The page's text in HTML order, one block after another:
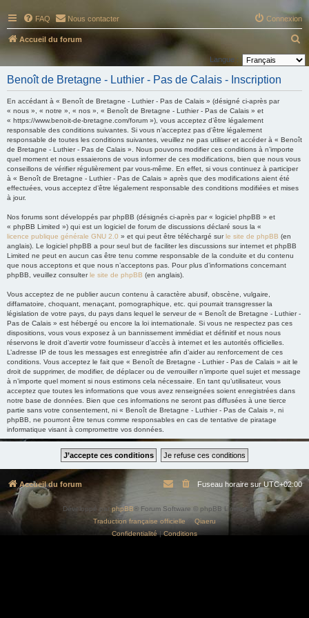
FAQ Nous contacter Connexion
Accueil du forum
e
c
Langue :
Benoît de Bretagne - Luthier - Pas de Calais - Inscription
En accédant à « Benoît de Bretagne - Luthier - Pas de Calais » (désigné ci-après par
« nous », « notre », « nos », « Benoît de Bretagne - Luthier - Pas de Calais » et
« https://www.benoit-de-bretagne.com/forum »), vous acceptez d’être légalement
responsable des conditions suivantes. Si vous n’acceptez pas d’être légalement
responsable de toutes les conditions suivantes, veuillez ne pas utiliser et accéder à « Benoît
de Bretagne - Luthier - Pas de Calais ». Nous pouvons modifier ces conditions à n’importe
quel moment et nous essaierons de vous informer de ces modifications, bien que nous vous
conseillons de vérifier régulièrement par vous-même. En effet, si vous continuez à participer
à « Benoît de Bretagne - Luthier - Pas de Calais » après que des modifications aient été
effectuées, vous acceptez d’être légalement responsable des conditions modifiées et mises
à jour.
Nos forums sont développés par phpBB (désignés ci-après par « logiciel phpBB » et
« phpBB Limited ») qui est un logiciel de forum de discussions déclaré sous la «
licence publique générale GNU 2.0 » et qui peut être téléchargé surle site de phpBB (en
anglais). Le logiciel phpBB a pour seul but de faciliter les discussions sur internet et phpBB
Limited ne peut en aucun cas être tenu comme responsable de la conduite et du contenu
que nous acceptons et que nous n’acceptons pas. Pour plus d’informations concernant
phpBB, veuillez consulterle site de phpBB (en anglais).
Vous acceptez de ne publier aucun contenu à caractère abusif, obscène, vulgaire,
diffamatoire, choquant, menaçant, pornographique, etc. qui pourrait transgresser la
législation de votre pays, du pays dans lequel le serveur de « Benoît de Bretagne - Luthier -
Pas de Calais » est hébergé ou encore la loi internationale. Si vous ne respectez pas ces
dispositions, vous vous exposez à un bannissement immédiat et définitif et nous nous
réservons le droit d’avertir votre fournisseur d’accès à internet et les autorités officielles.
L’adresse IP de tous les messages est enregistrée afin d’aider au renforcement de ces
conditions. Vous acceptez le fait que « Benoît de Bretagne - Luthier - Pas de Calais » ait le
droit de supprimer, de modifier, de déplacer ou de verrouiller n’importe quel sujet et message
à n’importe quel moment si nous estimons cela nécessaire. En tant qu’utilisateur, vous
acceptez que toutes les informations que vous avez renseignées soient enregistrées dans
notre base de données. Bien que ces informations ne seront pas diffusées à une tierce
partie sans votre consentement, ni « Benoît de Bretagne - Luthier - Pas de Calais », ni
phpBB, ne pourront être tenus comme responsables en cas de tentative de piratage
informatique visant à compromettre vos données.
Accueil du forum Fuseau horaire sur UTC+02:00
Développé par phpBB® Forum Software © phpBB Limited
Traduction française officielle
Qiaeru
Confidentialité
Conditions